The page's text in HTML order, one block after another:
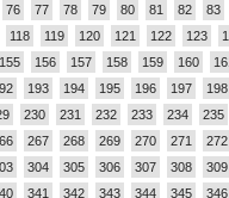
76 77 78 79 80 81 82 83
118 119 120 121 122 123
155 156 157 158 159 160
193 194 195 196 197 198
230 231 232 233 234 235
267 268 269 270 271 272
304 305 306 307 308 309
341 342 343 344 345 346